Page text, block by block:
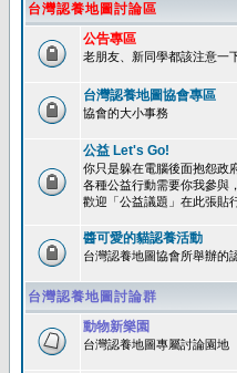
台灣認養地圖討論區
公告專區
老朋友、新同學都該注意一
台灣認養地圖協會專區
協會的大小事務
公益 Let's Go!
你只是躲在電腦後面抱怨政
各種公益行動需要你我參與
歡迎「公益議題」在此張貼
醬可愛的貓認養活動
台灣認養地圖協會所舉辦的
台灣認養地圖討論群
動物新樂園
台灣認養地圖專屬討論園地